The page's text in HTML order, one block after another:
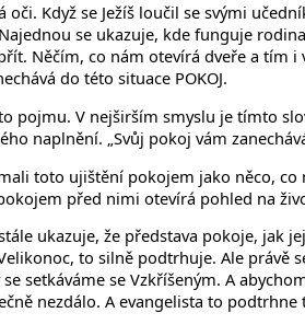
Když se Ježíš loučil se svými
se ukazuje, kde funguje
Něčím, co nám otevírá dveře a tím
do této situace POKOJ.
pojmu. V nejširším smyslu je tímto
naplnění. „Svůj pokoj vám
toto ujištění pokojem jako něco,
před nimi otevírá pohled na
ukazuje, že představa pokoje,
to silně podtrhuje. Ale právě
setkáváme se Vzkříšeným. A
nezdálo. A evangelista to